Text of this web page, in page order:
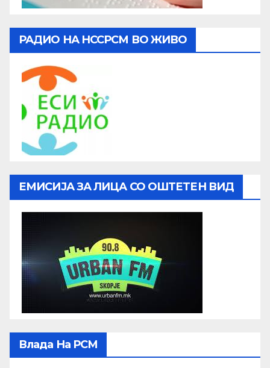
РАДИО НА НССРСМ ВО ЖИВО
ЕМИСИЈА ЗА ЛИЦА СО ОШТЕТЕН ВИД
Влада На РСМ